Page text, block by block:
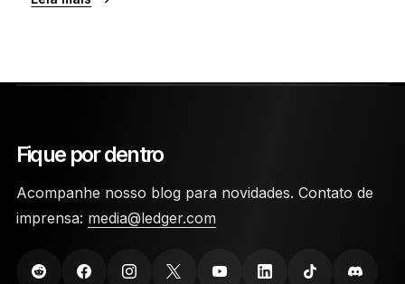
Fique por dentro
Acompanhe nosso blog para novidades. Contato de
imprensa: media@ledger.com